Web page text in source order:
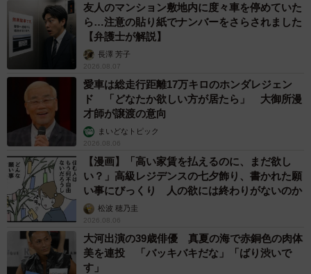
友人のマンション敷地内に度々車を停めていた
ら…注意の貼り紙でナンバーをさらされました
【弁護士が解説】
長澤 芳子
2026.08.07
愛車は総走行距離17万キロのホンダレジェン
ド 「どなたか欲しい方が居たら」 大御所漫
才師が譲渡の意向
まいどなトピック
2026.08.06
【漫画】「高い家賃を払えるのに、まだ欲し
い？」高級レジデンスの七夕飾り、書かれた願
い事にびっくり 人の欲には終わりがないのか
松波 穂乃圭
2026.08.06
大河出演の39歳俳優 真夏の海で赤銅色の肉体
美を連投 「バッキバキだな」「ばり渋いで
す」